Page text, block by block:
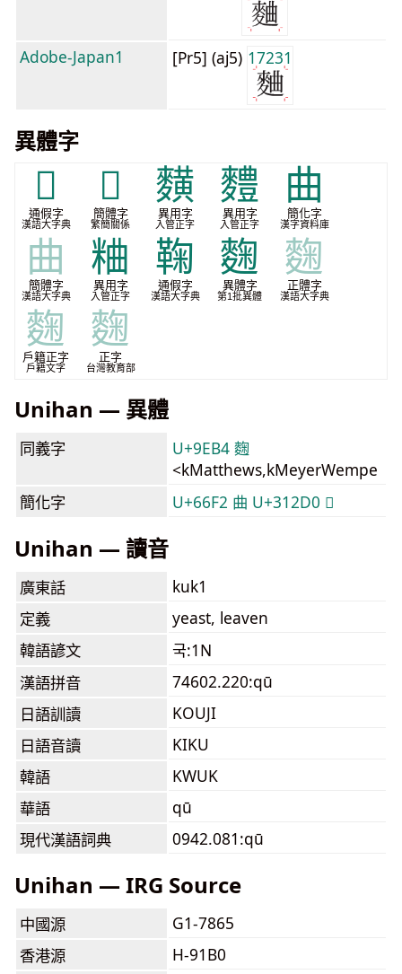
Adobe-Japan1 [Pr5] (aj5) 17231
異體字
𥷚
通假字
漢語大字典
𱋐
簡體字
繁簡關係
䵃
異用字
入管正字
䵄
異用字
入管正字
曲
簡化字
漢字資料庫
曲
簡體字
漢語大字典
粬
異用字
入管正字
鞠
通假字
漢語大字典
麴
異體字
第1批異體
麴
正體字
漢語大字典
麴
戶籍正字
戶籍文字
麴
正字
台灣教育部
Unihan — 異體
同義字
U+9EB4 麴
<kMatthews,kMeyerWempe
簡化字
U+66F2 曲 U+312D0 𱋐
Unihan — 讀音
廣東話
kuk1
定義
yeast, leaven
韓語諺文
국:1N
漢語拼音
74602.220:qū
日語訓讀
KOUJI
日語音讀
KIKU
韓語
KWUK
華語
qū
現代漢語詞典
0942.081:qū
Unihan — IRG Source
中國源
G1-7865
香港源
H-91B0